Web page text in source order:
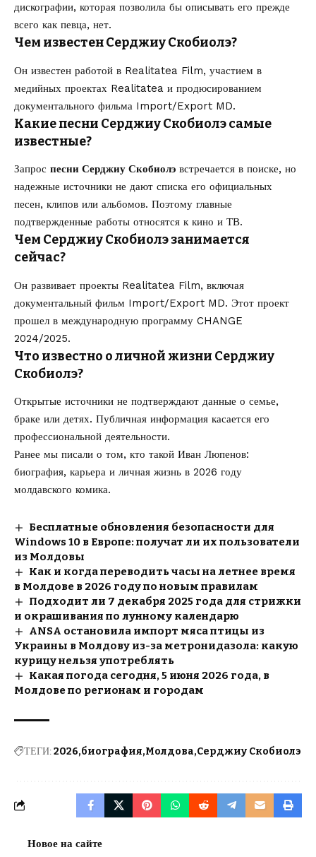
дискографии, которая позволила бы описывать его прежде
всего как певца, нет.
Чем известен Серджиу Скобиолэ?
Он известен работой в Realitatea Film, участием в
медийных проектах Realitatea и продюсированием
документального фильма Import/Export MD.
Какие песни Серджиу Скобиолэ самые
известные?
Запрос песни Серджиу Скобиолэ встречается в поиске, но
надежные источники не дают списка его официальных
песен, клипов или альбомов. Поэтому главные
подтвержденные работы относятся к кино и ТВ.
Чем Серджиу Скобиолэ занимается
сейчас?
Он развивает проекты Realitatea Film, включая
документальный фильм Import/Export MD. Этот проект
прошел в международную программу CHANGE
2024/2025.
Что известно о личной жизни Серджиу
Скобиолэ?
Открытые источники не подтверждают данные о семье,
браке или детях. Публичная информация касается его
профессиональной деятельности.
Ранее мы писали о том, кто такой Иван Люпенов:
биография, карьера и личная жизнь в 2026 году
молдавского комика.
Бесплатные обновления безопасности для
Windows 10 в Европе: получат ли их пользователи
из Молдовы
Как и когда переводить часы на летнее время
в Молдове в 2026 году по новым правилам
Подходит ли 7 декабря 2025 года для стрижки
и окрашивания по лунному календарю
ANSA остановила импорт мяса птицы из
Украины в Молдову из-за метронидазола: какую
курицу нельзя употреблять
Какая погода сегодня, 5 июня 2026 года, в
Молдове по регионам и городам
ТЕГИ:2026 биография Молдова Серджиу Скобиолэ
Новое на сайте